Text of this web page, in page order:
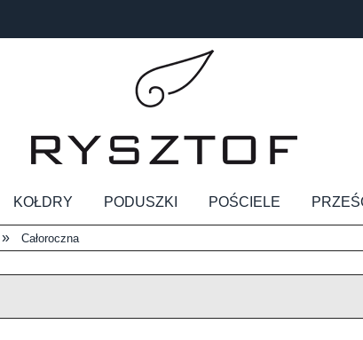
KOŁDRY PODUSZKI POŚCIELE
» Całoroczna